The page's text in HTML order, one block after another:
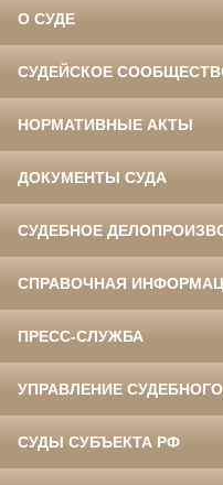
О СУДЕ
СУДЕЙСКОЕ
НОРМАТИВНЫЕ АКТЫ
ДОКУМЕНТЫ СУДА
СУДЕБНОЕ
СПРАВОЧНАЯ
ПРЕСС-СЛУЖБА
УПРАВЛЕНИЕ
СУДЫ СУБЪЕКТА РФ